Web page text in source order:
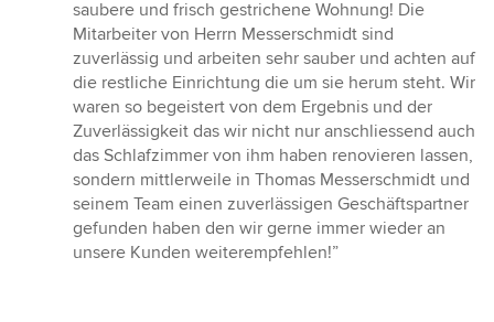
saubere und frisch gestrichene Wohnung! Die
Mitarbeiter von Herrn Messerschmidt sind
zuverlässig und arbeiten sehr sauber und achten auf
die restliche Einrichtung die um sie herum steht. Wir
waren so begeistert von dem Ergebnis und der
Zuverlässigkeit das wir nicht nur anschliessend auch
das Schlafzimmer von ihm haben renovieren lassen,
sondern mittlerweile in Thomas Messerschmidt und
seinem Team einen zuverlässigen Geschäftspartner
gefunden haben den wir gerne immer wieder an
unsere Kunden weiterempfehlen!”